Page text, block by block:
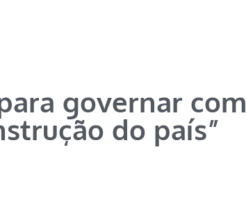
governar com
do país”